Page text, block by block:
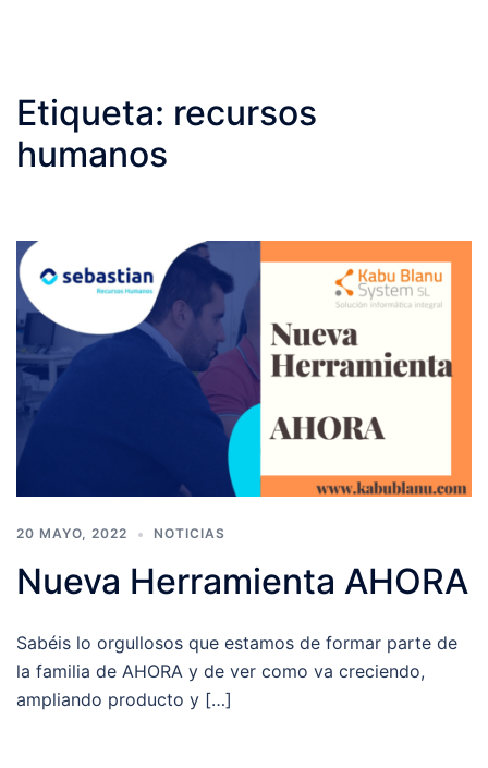
Etiqueta: recursos
humanos
20 MAYO, 2022 NOTICIAS
Nueva Herramienta AHORA
Sabéis lo orgullosos que estamos de formar parte de
la familia de AHORA y de ver como va creciendo,
ampliando producto y […]